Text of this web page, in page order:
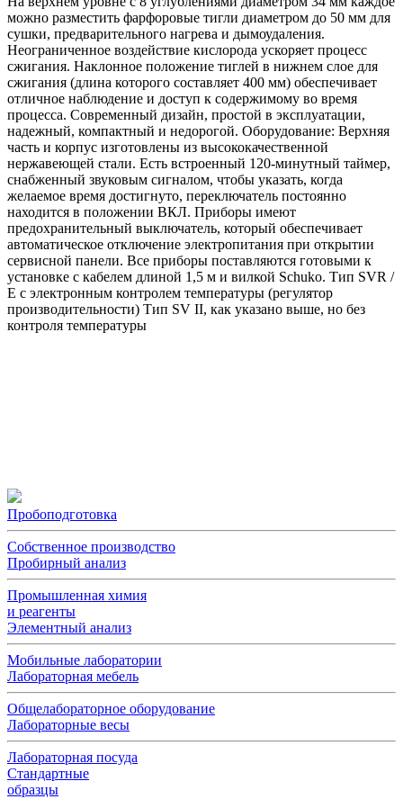
можно разместить фарфоровые тигли диаметром до 50 мм для
сушки, предварительного нагрева и дымоудаления.
Неограниченное воздействие кислорода ускоряет процесс
сжигания. Наклонное положение тиглей в нижнем слое для
сжигания (длина которого составляет 400 мм) обеспечивает
отличное наблюдение и доступ к содержимому во время
процесса. Современный дизайн, простой в эксплуатации,
надежный, компактный и недорогой. Оборудование: Верхняя
часть и корпус изготовлены из высококачественной
нержавеющей стали. Есть встроенный 120-минутный таймер,
снабженный звуковым сигналом, чтобы указать, когда
желаемое время достигнуто, переключатель постоянно
находится в положении ВКЛ. Приборы имеют
предохранительный выключатель, который обеспечивает
автоматическое отключение электропитания при открытии
сервисной панели. Все приборы поставляются готовыми к
установке с кабелем длиной 1,5 м и вилкой Schuko. Тип SVR /
E с электронным контролем температуры (регулятор
производительности) Тип SV II, как указано выше, но без
контроля температуры
Пробоподготовка
Собственное производство
Пробирный анализ
Промышленная химия
и реагенты
Элементный анализ
Мобильные лаборатории
Лабораторная мебель
Общелабораторное оборудование
Лабораторные весы
Лабораторная посуда
Стандартные
образцы